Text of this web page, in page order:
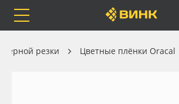
резки Цветные плёнки Oracal